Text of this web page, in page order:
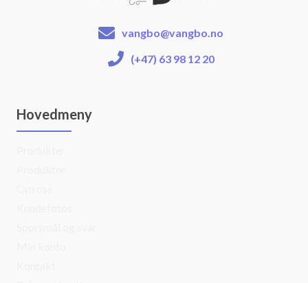
vangbo@vangbo.no
(+47) 63 98 12 20
Hovedmeny